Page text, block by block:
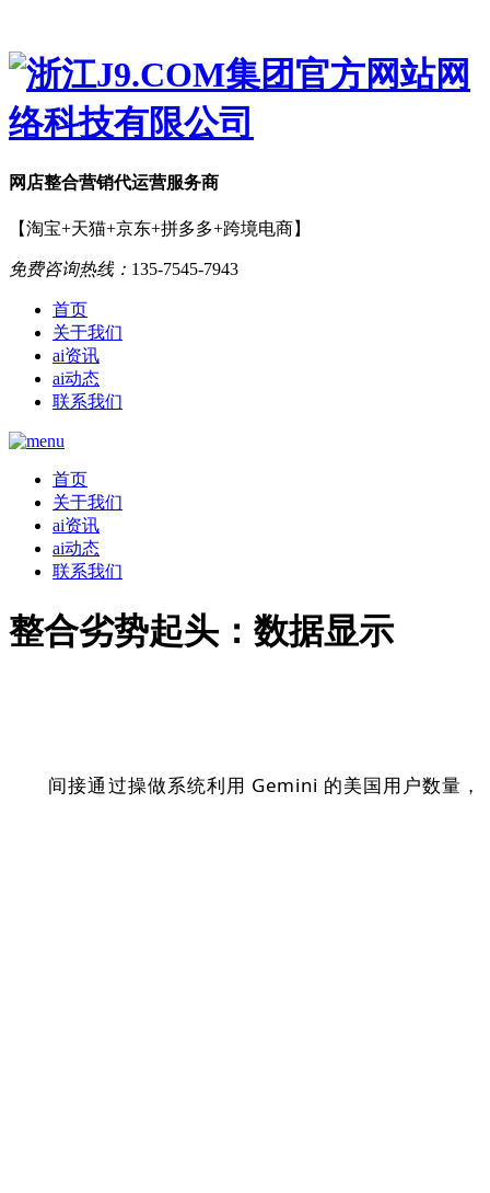
网店整合营销代运营服务商
【淘宝+天猫+京东+拼多多+跨境电商】
免费咨询热线： 135-7545-7943
首页
关于我们
ai资讯
ai动态
联系我们
首页
关于我们
ai资讯
ai动态
联系我们
整合劣势起头：数据显示
间接通过操做系统利用 Gemini 的美国用户数量，